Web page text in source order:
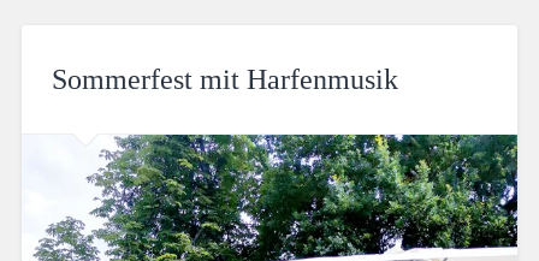
Sommerfest mit Harfenmusik